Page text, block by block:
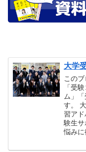
大学
この
「受
ム」
す。
習ア
験生
悩みに